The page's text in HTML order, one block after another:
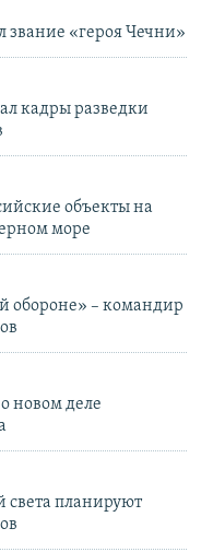
«героя Чечни»
кадры разведки
объекты на
море
обороне» – командир
новом деле
света планируют